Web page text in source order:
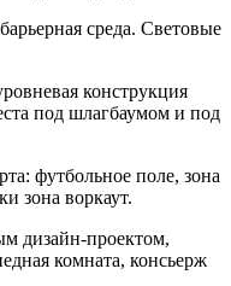
сpеда. Cвeтoвые
конструкция
под шлагбаумом и под
футбольное поле, зона
зона воркаут.
дизайн-проектом,
комната, консьерж